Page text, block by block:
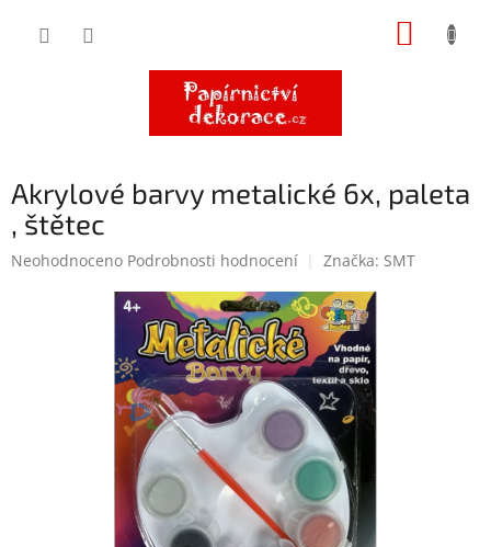
Akrylové barvy metalické 6x, paleta
, štětec
Průměrné
Neohodnoceno Podrobnosti hodnocení Značka: SMT